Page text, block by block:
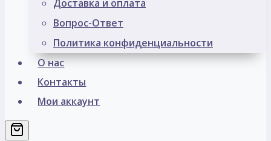
Доставка и оплата
Вопрос-Ответ
Политика конфиденциальности
О нас
Контакты
Мои аккаунт